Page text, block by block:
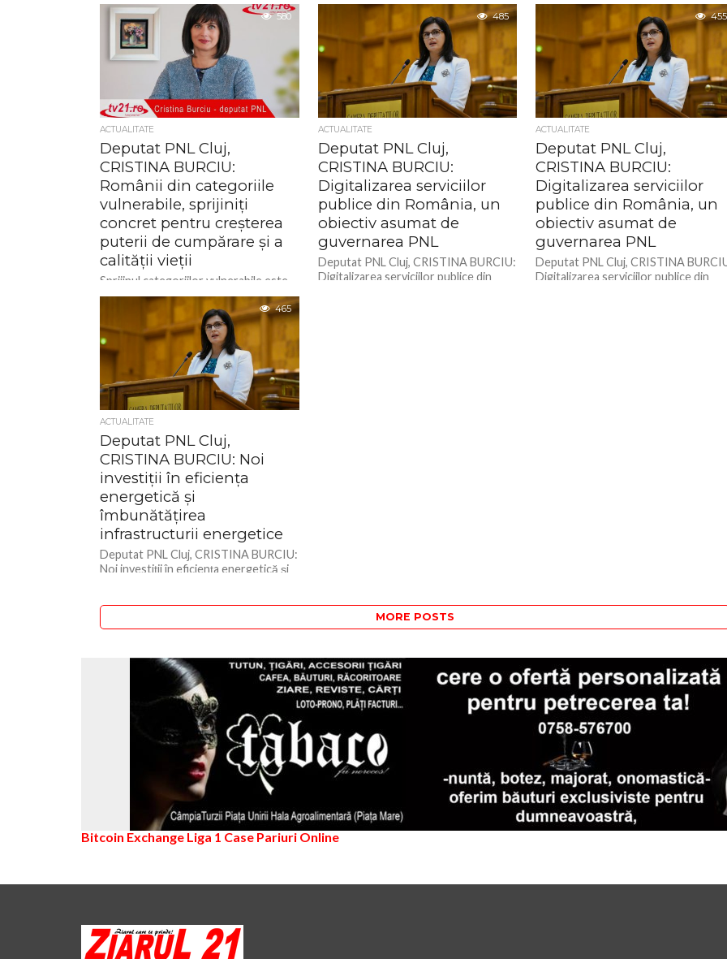
580
ACTUALITATE
Deputat PNL Cluj,
CRISTINA BURCIU:
Românii din categoriile
vulnerabile, sprijiniți
concret pentru creșterea
puterii de cumpărare și a
calității vieții
Sprijinul categoriilor vulnerabile este
în centrul preocupărilor Guvernului
liberal Nicolae Ciucă, în contextul
dificilei perioade pe care o traversăm
din punct de...
485
ACTUALITATE
Deputat PNL Cluj,
CRISTINA BURCIU:
Digitalizarea serviciilor
publice din România, un
obiectiv asumat de
guvernarea PNL
Deputat PNL Cluj, CRISTINA BURCIU:
Digitalizarea serviciilor publice din
455
ACTUALITATE
Deputat PNL Cluj,
CRISTINA BURCIU:
Digitalizarea serviciilor
publice din România, un
obiectiv asumat de
guvernarea PNL
Deputat PNL Cluj, CRISTINA
Digitalizarea serviciilor publice din
465
ACTUALITATE
Deputat PNL Cluj,
CRISTINA BURCIU: Noi
investiții în eficiența
energetică și
îmbunătățirea
infrastructurii energetice
Deputat PNL Cluj, CRISTINA BURCIU:
Noi investiții în eficiența energetică și
MORE POSTS
Bitcoin Exchange Liga 1 Case Pariuri Online